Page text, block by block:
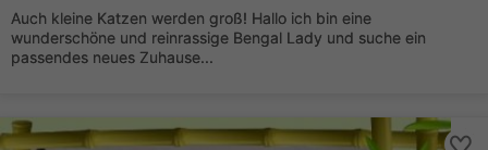
Auch kleine Katzen werden groß! Hallo ich bin eine
wunderschöne und reinrassige Bengal Lady und suche ein
passendes neues Zuhause...